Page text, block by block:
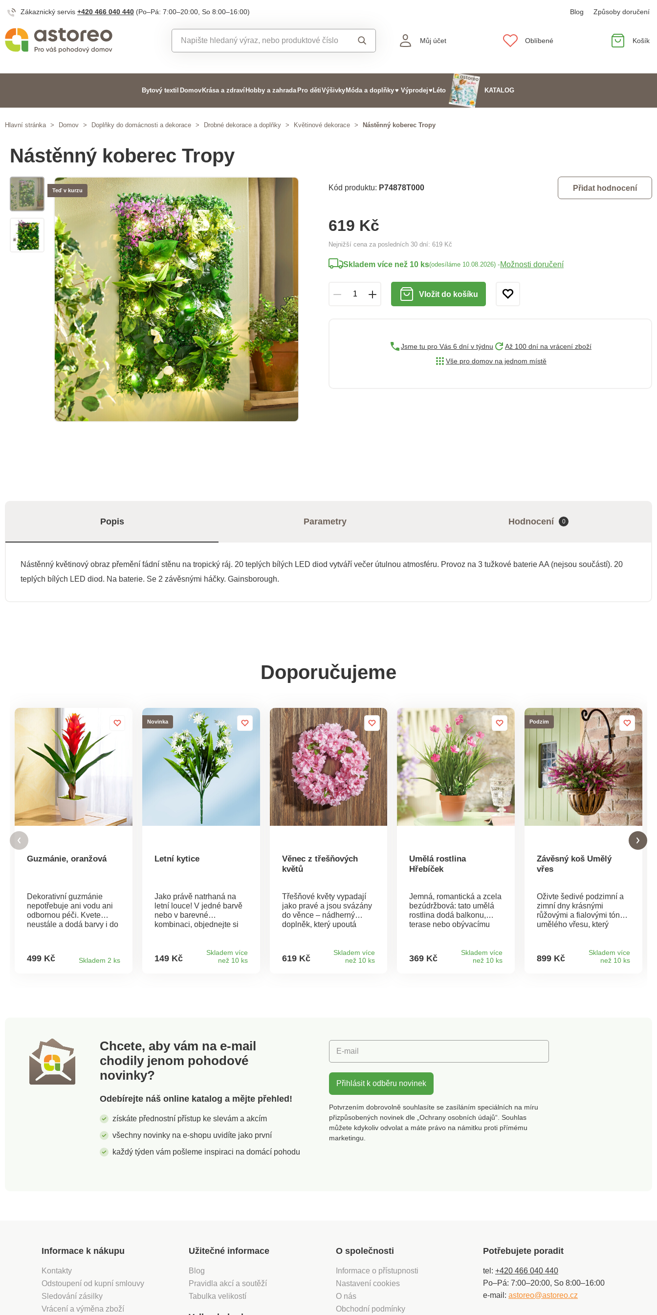
Zákaznický servis +420 466 040 440 (Po–Pá: 7:00–20:00, So 8:00–16:00) Blog Způsoby doručení
Můj účet Oblíbené Košík
Bytový textil Domov Krása a zdraví Hobby a zahrada Pro dětiVýšivky Móda a doplňky♥ Výprodej♥Léto KATALOG
Hlavní stránka > Domov > Doplňky do domácnosti a dekorace > Drobné dekorace a doplňky > Květinové dekorace > Nástěnný koberec Tropy
Nástěnný koberec Tropy
Teď v kurzu Kód produktu: P74878T000 Přidat hodnocení
619 Kč
Nejnižší cena za posledních 30 dní: 619 Kč
Skladem více než 10 ks(odesíláme 10.08.2026) -Možnosti doručení
Vložit do košíku
Jsme tu pro Vás 6 dní v týdnu
Až 100 dní na vrácení zboží
Vše pro domov na jednom místě
Popis Parametry Hodnocení 0
Nástěnný květinový obraz přemění fádní stěnu na tropický ráj. 20 teplých bílých LED diod vytváří večer útulnou atmosféru. Provoz na 3 tužkové baterie AA (nejsou součástí). 20
teplých bílých LED diod. Na baterie. Se 2 závěsnými háčky. Gainsborough.
Doporučujeme
Guzmánie, oranžová
Dekorativní guzmánie
nepotřebuje ani vodu ani
odbornou péči. Kvete
neustále a dodá barvy i do
499 Kč Skladem 2 ks
Novinka
Letní kytice
Jako právě natrhaná na
letní louce! V jedné barvě
nebo v barevné
kombinaci, objednejte si
najednou.Vypadají jako
živé. Bez péče.
149 Kč
Skladem více
než 10 ks
Věnec z třešňových
květů
Třešňové květy vypadají
jako pravé a jsou svázány
do věnce – nádherný
doplněk, který upoutá
dekorace na stůl.
Nadýchané květiny. Jak
619 Kč
Skladem více
než 10 ks
Umělá rostlina
Hřebíček
Jemná, romantická a zcela
bezúdržbová: tato umělá
rostlina dodá balkonu,
terase nebo obývacímu
zalévání. S barvou
odolnou proti
369 Kč
Skladem více
než 10 ks
Podzim
Závěsný koš Umělý
vřes
Oživte šedivé podzimní a
zimní dny krásnými
růžovými a fialovými tóny
umělého vřesu, který
naaranžovaný v závěsném
koši z lehkého plastu
899 Kč
Skladem více
než 10 ks
Chcete, aby vám na e-mail
chodily jenom pohodové
novinky?
Odebírejte náš online katalog a mějte přehled!
získáte přednostní přístup ke slevám a akcím
všechny novinky na e-shopu uvidíte jako první
každý týden vám pošleme inspiraci na domácí pohodu
E-mail
Přihlásit k odběru novinek
Potvrzením dobrovolně souhlasíte se zasíláním speciálních na míru
přizpůsobených novinek dle „Ochrany osobních údajů“. Souhlas
můžete kdykoliv odvolat a máte právo na námitku proti přímému
marketingu.
Informace k nákupu
Kontakty
Odstoupení od kupní smlouvy
Sledování zásilky
Vrácení a výměna zboží
Užitečné informace
Blog
Pravidla akcí a soutěží
Tabulka velikostí
O společnosti
Informace o přístupnosti
Nastavení cookies
O nás
Obchodní podmínky
Potřebujete poradit
tel: +420 466 040 440
Po–Pá: 7:00–20:00, So 8:00–16:00
e-mail: astoreo@astoreo.cz